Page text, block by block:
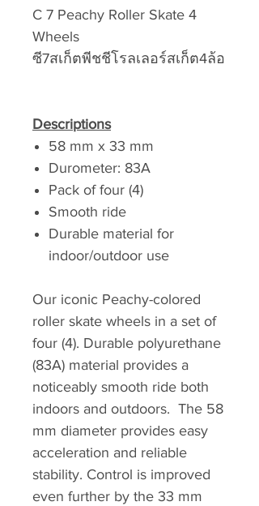
C 7 Peachy Roller Skate 4
Wheels
ซี7สเก็ตพีชชีโรลเลอร์สเก็ต4ล้อ
Descriptions
58 mm x 33 mm
Durometer: 83A
Pack of four (4)
Smooth ride
Durable material for
indoor/outdoor use
Our iconic Peachy-colored
roller skate wheels in a set of
four (4). Durable polyurethane
(83A) material provides a
noticeably smooth ride both
indoors and outdoors. The 58
mm diameter provides easy
acceleration and reliable
stability. Control is improved
even further by the 33 mm